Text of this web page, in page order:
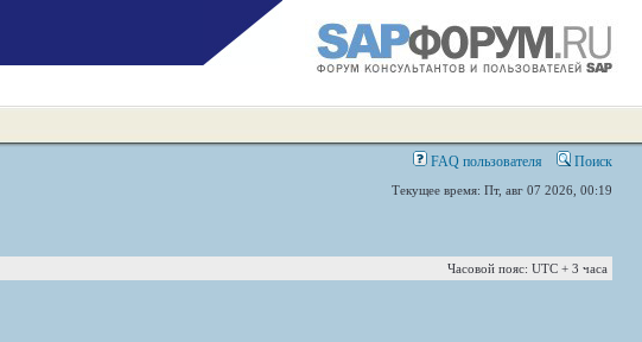
FAQ пользователя Поиск
Текущее время: Пт, авг 07 2026, 00:19
Часовой пояс: UTC + 3 часа